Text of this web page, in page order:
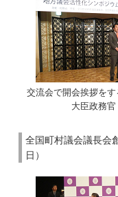
交流会で開会挨拶を
大臣政務官
全国町村議会議長会
日）